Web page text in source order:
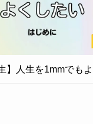
】人生を1mmでも